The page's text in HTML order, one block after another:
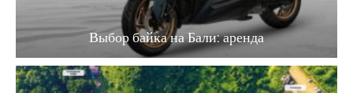
Выбор байка на Бали: аренда